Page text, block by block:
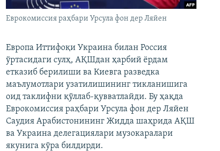
Еврокомиссия раҳбари Урсула фон дер Ляйен
Европа Иттифоқи Украина билан Россия
ўртасидаги сулҳ, АҚШдан ҳарбий ёрдам
етказиб берилиши ва Киевга разведка
маълумотлари узатилишининг тикланишига
оид таклифни қўллаб-қувватлайди. Бу ҳақда
Еврокомиссия раҳбари Урсула фон дер Ляйен
Саудия Арабистонининг Жидда шаҳрида АҚШ
ва Украина делегациялари музокаралари
якунига кўра билдирди.